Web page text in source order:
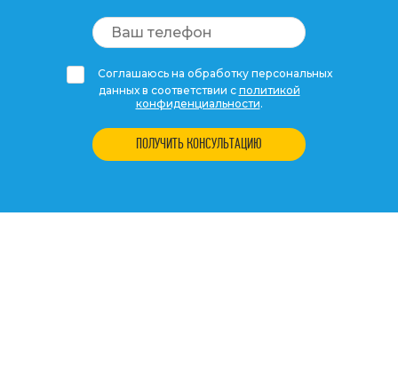
Соглашаюсь на обработку персональных
данных в соответствии с политикой
конфиденциальности.
ПОЛУЧИТЬ КОНСУЛЬТАЦИЮ